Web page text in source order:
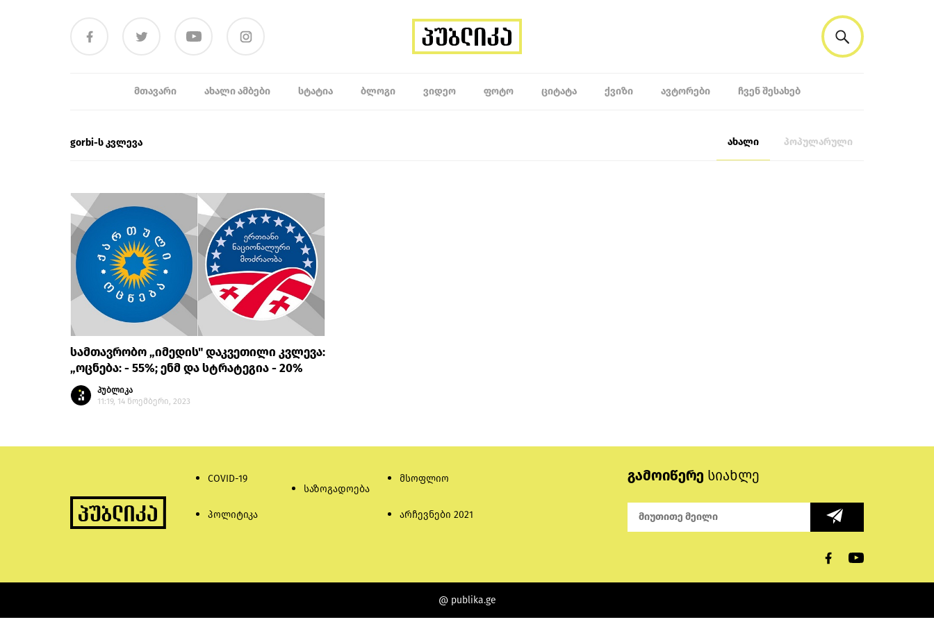
ᲛᲗᲐᲕᲐᲠᲘ ᲐᲮᲐᲚᲘ ᲐᲛᲑᲔᲑᲘ ᲡᲢᲐᲢᲘᲐ ᲑᲚᲝᲒᲘ ᲕᲘᲓᲔᲝ ᲤᲝᲢᲝ ᲪᲘᲢᲐᲢᲐ ᲥᲕᲘᲖᲘ ᲐᲕᲢᲝᲠᲔᲑᲘ ᲩᲕᲔᲜ ᲨᲔᲡᲐᲮᲔᲑ
gorbi-ს კვლევა ახალი პოპულარული
სამთავრობო „იმედის" დაკვეთილი კვლევა:
„ოცნება: - 55%; ენმ და სტრატეგია - 20%
პუბლიკა
11:19, 14 ნოემბერი, 2023
COVID-19
პოლიტიკა
საზოგადოება
მსოფლიო
არჩევნები 2021
გამოიწერე სიახლე
@ publika.ge